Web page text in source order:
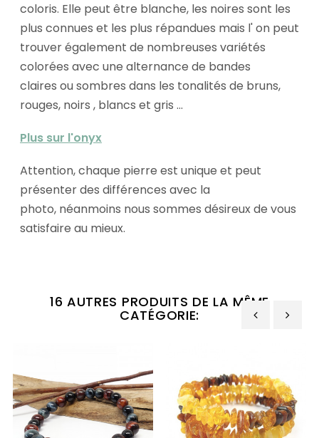
coloris. Elle peut être blanche, les noires sont les
plus connues et les plus répandues mais l' on peut
trouver également de nombreuses variétés
colorées avec une alternance de bandes
claires ou sombres dans les tonalités de bruns,
rouges, noirs , blancs et gris ...
Plus sur l'onyx
Attention, chaque pierre est unique et peut
présenter des différences avec la
photo, néanmoins nous sommes désireux de vous
satisfaire au mieux.
16 AUTRES PRODUITS DE LA MÊME
CATÉGORIE: